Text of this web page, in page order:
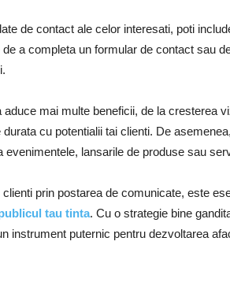
de contact ale celor interesati, poti
a completa un formular de contact sau
mai multe beneficii, de la cresterea
cu potentialii tai clienti. De
lansarile de produse sau
prin postarea de comunicate, este
tau tinta. Cu o strategie bine
instrument puternic pentru dezvoltarea